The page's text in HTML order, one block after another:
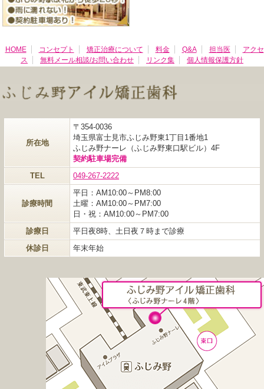
HOME コンセプト 矯正治療について 料金 Q&A 担当医
アクセ
ス
無料メール相談/お問い合わせ リンク集 個人情報保護方針
所在地
〒354-0036
埼玉県富士見市ふじみ野東1丁目1番地1
ふじみ野ナーレ（ふじみ野東口駅ビル）4F
契約駐車場完備
TEL 049-267-2222
診療時間
平日：AM10:00～PM8:00
土曜：AM10:00～PM7:00
日・祝：AM10:00～PM7:00
診療日 平日夜8時、土日夜７時まで診療
休診日 年末年始